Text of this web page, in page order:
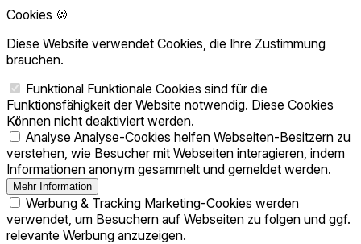
Cookies 🍪
Diese Website verwendet Cookies, die Ihre Zustimmung
brauchen.
Funktional Funktionale Cookies sind für die
Funktionsfähigkeit der Website notwendig. Diese Cookies
Können nicht deaktiviert werden.
Analyse Analyse-Cookies helfen Webseiten-Besitzern zu
verstehen, wie Besucher mit Webseiten interagieren, indem
Informationen anonym gesammelt und gemeldet werden.
Mehr Information
Werbung & Tracking Marketing-Cookies werden
verwendet, um Besuchern auf Webseiten zu folgen und ggf.
relevante Werbung anzuzeigen.